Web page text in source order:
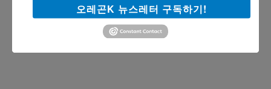
오레곤K 뉴스레터 구독하기!